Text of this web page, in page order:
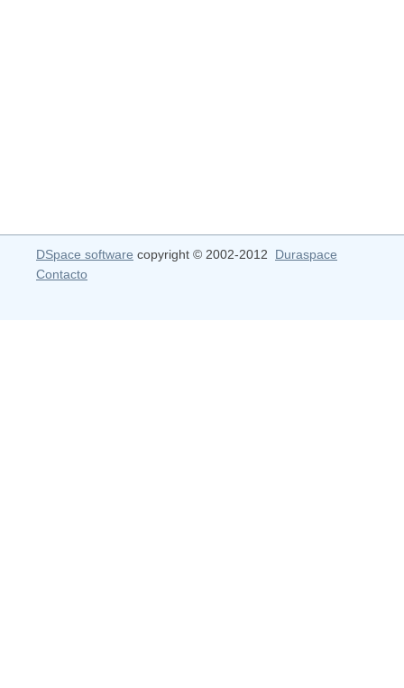
DSpace software copyright © 2002-2012 Duraspace
Contacto